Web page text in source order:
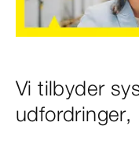
Vi tilbyder
udfordringer,